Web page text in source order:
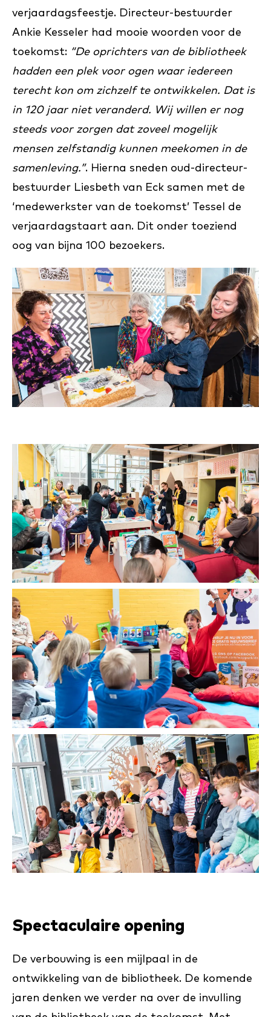
verjaardagsfeestje. Directeur-bestuurder
Ankie Kesseler had mooie woorden voor de
toekomst: “De oprichters van de bibliotheek
hadden een plek voor ogen waar iedereen
terecht kon om zichzelf te ontwikkelen. Dat is
in 120 jaar niet veranderd. Wij willen er nog
steeds voor zorgen dat zoveel mogelijk
mensen zelfstandig kunnen meekomen in de
samenleving.”. Hierna sneden oud-directeur-
bestuurder Liesbeth van Eck samen met de
‘medewerkster van de toekomst’ Tessel de
verjaardagstaart aan. Dit onder toeziend
oog van bijna 100 bezoekers.
Spectaculaire opening
De verbouwing is een mijlpaal in de
ontwikkeling van de bibliotheek. De komende
jaren denken we verder na over de invulling